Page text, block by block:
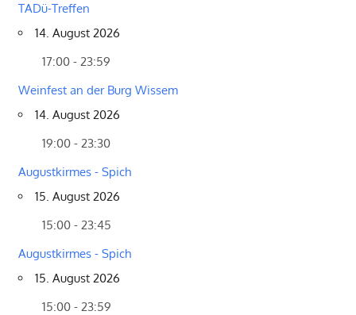
TADü-Treffen
14. August 2026
17:00 - 23:59
Weinfest an der Burg Wissem
14. August 2026
19:00 - 23:30
Augustkirmes - Spich
15. August 2026
15:00 - 23:45
Augustkirmes - Spich
15. August 2026
15:00 - 23:59